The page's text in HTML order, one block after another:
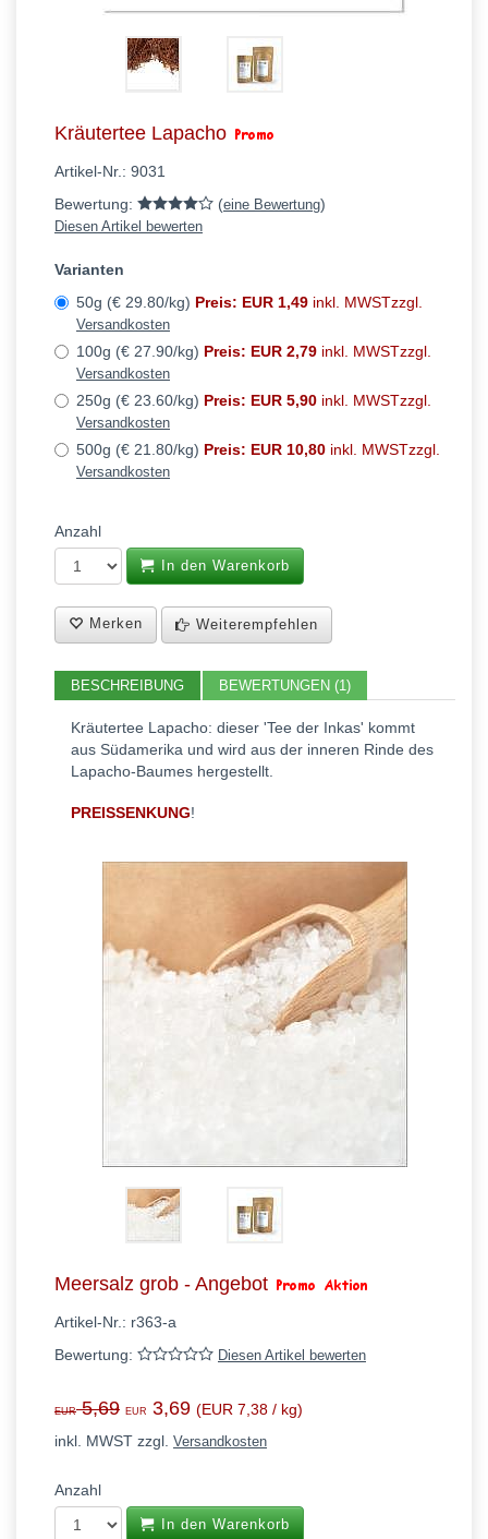
Kräutertee Lapacho
Artikel-Nr.: 9031
Bewertung:
(eine Bewertung)
Diesen Artikel bewerten
Varianten
50g (€ 29.80/kg) Preis: EUR 1,49 inkl. MWSTzzgl.
Versandkosten
100g (€ 27.90/kg) Preis: EUR 2,79 inkl. MWSTzzgl.
Versandkosten
250g (€ 23.60/kg) Preis: EUR 5,90 inkl. MWSTzzgl.
Versandkosten
500g (€ 21.80/kg) Preis: EUR 10,80 inkl. MWSTzzgl.
Versandkosten
Anzahl
In den Warenkorb
Merken Weiterempfehlen
BESCHREIBUNG BEWERTUNGEN (1)
Kräutertee Lapacho: dieser 'Tee der Inkas' kommt
aus Südamerika und wird aus der inneren Rinde des
Lapacho-Baumes hergestellt.
PREISSENKUNG!
Meersalz grob - Angebot
Artikel-Nr.: r363-a
Bewertung:
Diesen Artikel bewerten
EUR5,69 EUR 3,69 (EUR 7,38 / kg)
inkl. MWST zzgl. Versandkosten
Anzahl
In den Warenkorb